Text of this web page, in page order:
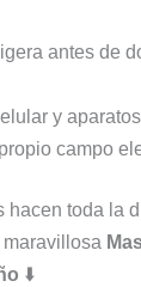
antes de
y
campo
hacen toda la
⬇️